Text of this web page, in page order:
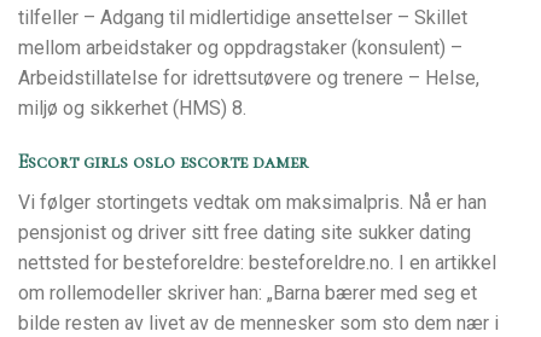
tilfeller – Adgang til midlertidige ansettelser – Skillet
mellom arbeidstaker og oppdragstaker (konsulent) –
Arbeidstillatelse for idrettsutøvere og trenere – Helse,
miljø og sikkerhet (HMS) 8.
Escort girls oslo escorte damer
Vi følger stortingets vedtak om maksimalpris. Nå er han
pensjonist og driver sitt free dating site sukker dating
nettsted for besteforeldre: besteforeldre.no. I en artikkel
om rollemodeller skriver han: „Barna bærer med seg et
bilde resten av livet av de mennesker som sto dem nær i